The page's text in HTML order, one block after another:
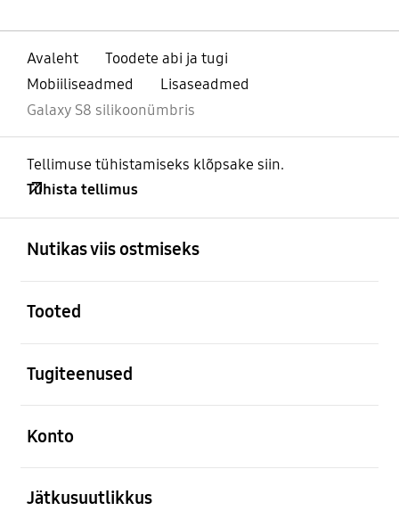
Avaleht
Toodete abi ja tugi
Mobiiliseadmed
Lisaseadmed
Galaxy S8 silikoonümbris
Tellimuse tühistamiseks klõpsake siin.
Tühista tellimus
Nutikas viis ostmiseks
Tooted
Tugiteenused
Konto
Jätkusuutlikkus